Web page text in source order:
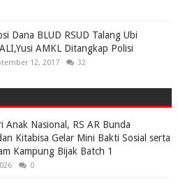
Dana BLUD RSUD Talang Ubi
AMKL Ditangkap Polisi
12, 2017 32
Anak Nasional, RS AR Bunda
Kitabisa Gelar Mini Bakti Sosial serta
Kampung Bijak Batch 1
0